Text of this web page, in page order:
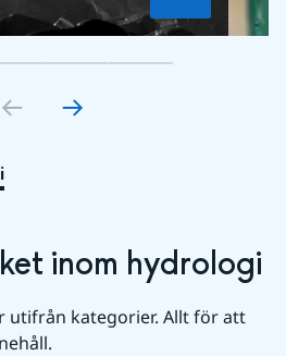
1
Gå till bildkort2
Gå till bildkort3
Gå till bildkort
inom hydrologi
utifrån kategorier. Allt för att